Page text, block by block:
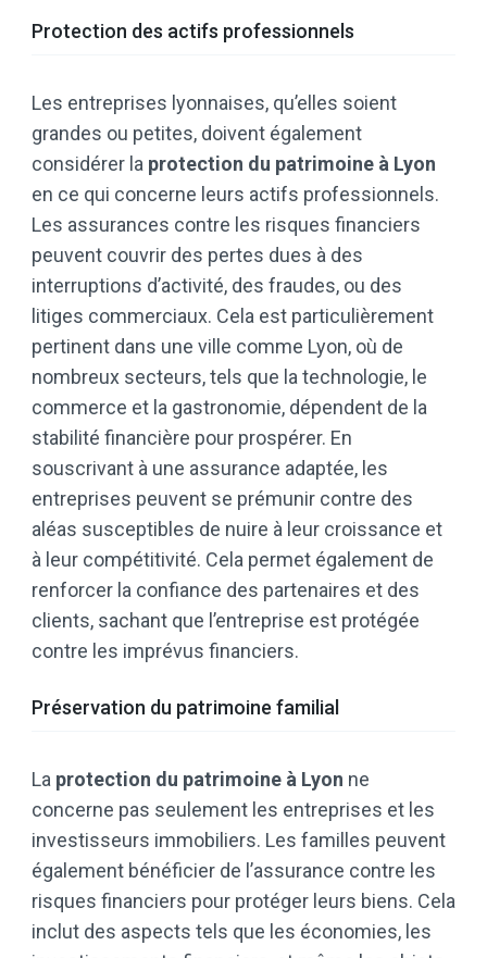
Protection des actifs professionnels
Les entreprises lyonnaises, qu’elles soient
grandes ou petites, doivent également
considérer la protection du patrimoine à Lyon
en ce qui concerne leurs actifs professionnels.
Les assurances contre les risques financiers
peuvent couvrir des pertes dues à des
interruptions d’activité, des fraudes, ou des
litiges commerciaux. Cela est particulièrement
pertinent dans une ville comme Lyon, où de
nombreux secteurs, tels que la technologie, le
commerce et la gastronomie, dépendent de la
stabilité financière pour prospérer. En
souscrivant à une assurance adaptée, les
entreprises peuvent se prémunir contre des
aléas susceptibles de nuire à leur croissance et
à leur compétitivité. Cela permet également de
renforcer la confiance des partenaires et des
clients, sachant que l’entreprise est protégée
contre les imprévus financiers.
Préservation du patrimoine familial
La protection du patrimoine à Lyon ne
concerne pas seulement les entreprises et les
investisseurs immobiliers. Les familles peuvent
également bénéficier de l’assurance contre les
risques financiers pour protéger leurs biens. Cela
inclut des aspects tels que les économies, les